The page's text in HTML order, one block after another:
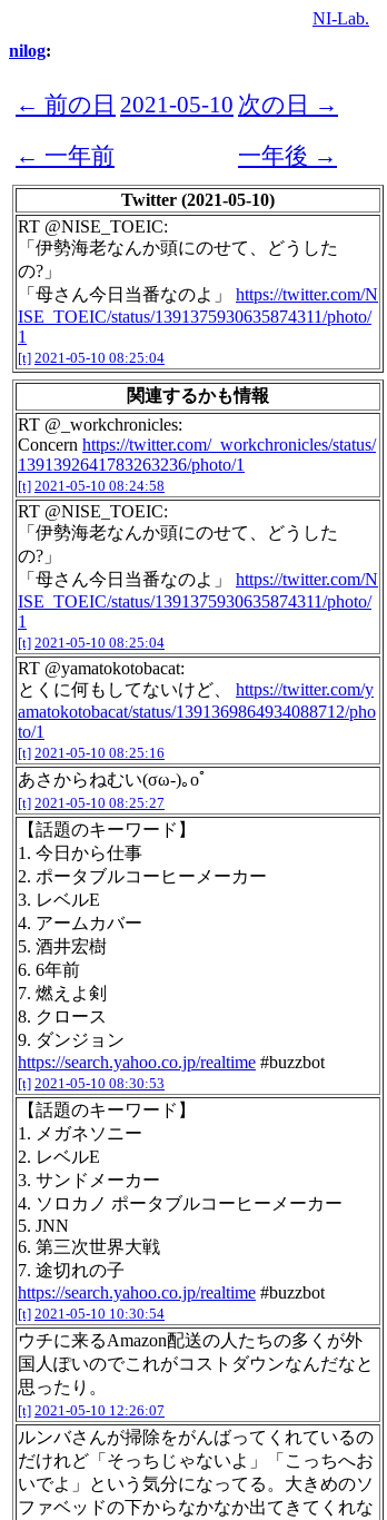
NI-Lab.
nilog:
← 前の日 2021-05-10 次の日 →
← 一年前
一年後 →
Twitter (2021-05-10)
RT @NISE_TOEIC:
「伊勢海老なんか頭にのせて、どうした
の?」
「母さん今日当番なのよ」 https://twitter.com/N
ISE_TOEIC/status/1391375930635874311/photo/
1
[t] 2021-05-10 08:25:04
関連するかも情報
RT @_workchronicles:
Concern https://twitter.com/_workchronicles/status/
1391392641783263236/photo/1
[t] 2021-05-10 08:24:58
RT @NISE_TOEIC:
「伊勢海老なんか頭にのせて、どうした
の?」
「母さん今日当番なのよ」 https://twitter.com/N
ISE_TOEIC/status/1391375930635874311/photo/
1
[t] 2021-05-10 08:25:04
RT @yamatokotobacat:
とくに何もしてないけど、 https://twitter.com/y
amatokotobacat/status/1391369864934088712/pho
to/1
[t] 2021-05-10 08:25:16
あさからねむい(σω-)｡оﾟ
[t] 2021-05-10 08:25:27
【話題のキーワード】
1. 今日から仕事
2. ポータブルコーヒーメーカー
3. レベルE
4. アームカバー
5. 酒井宏樹
6. 6年前
7. 燃えよ剣
8. クロース
9. ダンジョン
https://search.yahoo.co.jp/realtime #buzzbot
[t] 2021-05-10 08:30:53
【話題のキーワード】
1. メガネソニー
2. レベルE
3. サンドメーカー
4. ソロカノ ポータブルコーヒーメーカー
5. JNN
6. 第三次世界大戦
7. 途切れの子
https://search.yahoo.co.jp/realtime #buzzbot
[t] 2021-05-10 10:30:54
ウチに来るAmazon配送の人たちの多くが外
国人ぽいのでこれがコストダウンなんだなと
思ったり。
[t] 2021-05-10 12:26:07
ルンバさんが掃除をがんばってくれているの
だけれど「そっちじゃないよ」「こっちへお
いでよ」という気分になってる。大きめのソ
ファベッドの下からなかなか出てきてくれな